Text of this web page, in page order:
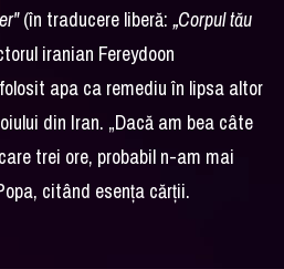
(în traducere liberă:„Corpul tău
iranian Fereydoon
apa ca remediu în lipsa altor
din Iran. „Dacă am bea câte
trei ore, probabil n-am mai
citând esența cărții.